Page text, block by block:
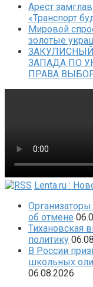
Арест
«Транспорт
Мировой
золотые
ЗАПАДА ПО
ПРАВА
Lenta.ru :
об отмене
Тихановская
политику
В России
школьных
06.08.2026